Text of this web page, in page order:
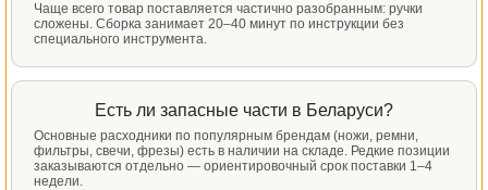
Чаще всего товар поставляется частично разобранным: ручки
сложены. Сборка занимает 20–40 минут по инструкции без
специального инструмента.
Есть ли запасные части в Беларуси?
Основные расходники по популярным брендам (ножи, ремни,
фильтры, свечи, фрезы) есть в наличии на складе. Редкие позиции
заказываются отдельно — ориентировочный срок поставки 1–4
недели.